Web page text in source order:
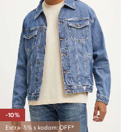
-10%
Extra -5% s kodom: OFF*